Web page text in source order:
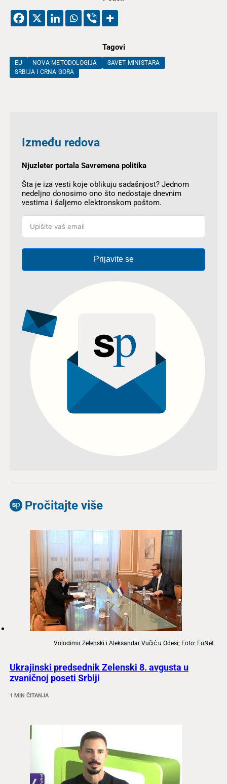
Tagovi
EU NOVA METODOLOGIJA
SAVET MINISTARA
SRBIJA I CRNA GORA
Između redova
Njuzleter portala Savremena politika
Šta je iza vesti koje oblikuju sadašnjost? Jednom
nedeljno donosimo ono što nedostaje dnevnim
vestima i šaljemo elektronskom poštom.
Prijavite se
Pročitajte više
Volodimir Zelenski i Aleksandar Vučić u Odesi; Foto: FoNet
Ukrajinski predsednik Zelenski 8. avgusta u
zvaničnoj poseti Srbiji
1 MIN ČITANJA